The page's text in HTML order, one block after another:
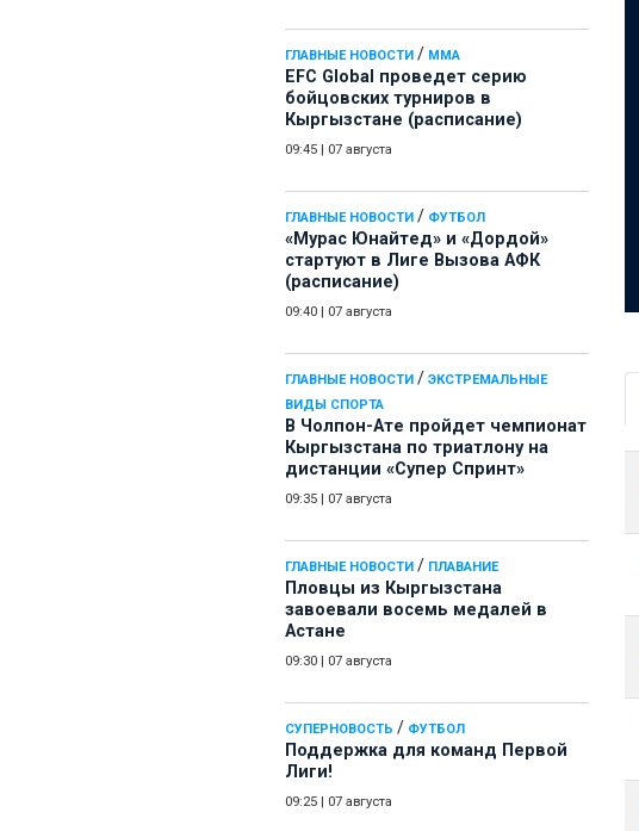
ГЛАВНЫЕ НОВОСТИ / ММА
EFC Global проведет серию
бойцовских турниров в
Кыргызстане (расписание)
09:45 07 августа
ГЛАВНЫЕ НОВОСТИ / ФУТБОЛ
«Мурас Юнайтед» и «Дордой»
стартуют в Лиге Вызова АФК
(расписание)
09:40 07 августа
ГЛАВНЫЕ НОВОСТИ / ЭКСТРЕМАЛЬНЫЕ
ВИДЫ СПОРТА
В Чолпон-Ате пройдет чемпионат
Кыргызстана по триатлону на
дистанции «Супер Спринт»
09:35 07 августа
ГЛАВНЫЕ НОВОСТИ / ПЛАВАНИЕ
Пловцы из Кыргызстана
завоевали восемь медалей в
Астане
09:30 07 августа
СУПЕРНОВОСТЬ / ФУТБОЛ
Поддержка для команд Первой
Лиги!
09:25 07 августа